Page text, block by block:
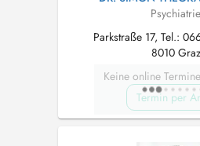
Psychiatrie
Parkstraße 17, Tel.:
8010 Graz
Keine online
Termin per